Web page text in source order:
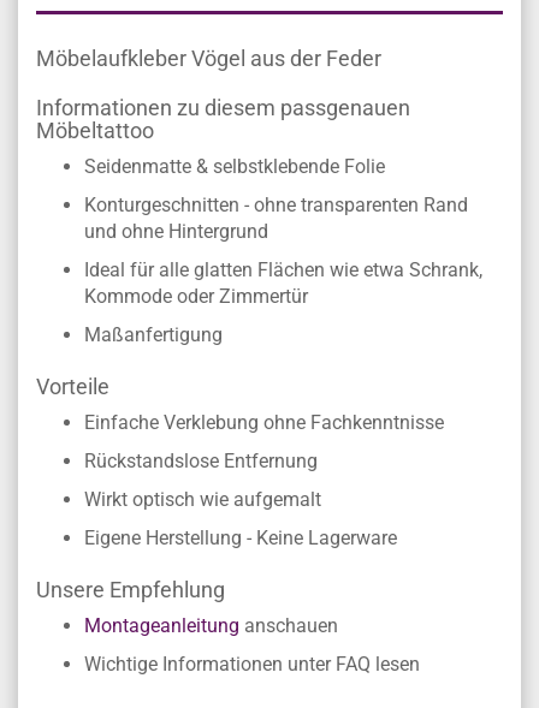
Möbelaufkleber Vögel aus der Feder
Informationen zu diesem passgenauen
Möbeltattoo
Seidenmatte & selbstklebende Folie
Konturgeschnitten - ohne transparenten Rand
und ohne Hintergrund
Ideal für alle glatten Flächen wie etwa Schrank,
Kommode oder Zimmertür
Maßanfertigung
Vorteile
Einfache Verklebung ohne Fachkenntnisse
Rückstandslose Entfernung
Wirkt optisch wie aufgemalt
Eigene Herstellung - Keine Lagerware
Unsere Empfehlung
Montageanleitung anschauen
Wichtige Informationen unter FAQ lesen